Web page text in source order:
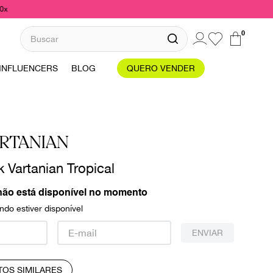
Buscar 0
INFLUENCERS BLOG QUERO VENDER
Vartanian Tropical
está disponível no momento
estiver disponível
ENVIAR
SIMILARES